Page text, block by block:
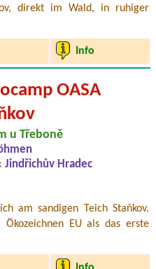
direkt im Wald, in ruhiger
Info
OASA
u Třeboně
Jindřichův Hradec
am sandigen Teich Staňkov.
EU als das erste